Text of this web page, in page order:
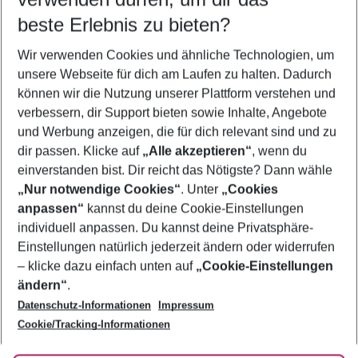
5-8 Nächte
2 Erwachsene Keine Kinder
Mehr Filter anzeigen
Footer
Footer navigation
Über uns
AGB
Bestpreisgarantie
Cookie-Einstellungen ändern
Cookie-Richtlinie
Agenturbetreuung
Barrierefreies Reisen
Folge uns
beste Erlebnis zu bieten?
Wir verwenden Cookies und ähnliche Technologien, um
unsere Webseite für dich am Laufen zu halten. Dadurch
können wir die Nutzung unserer Plattform verstehen und
verbessern, dir Support bieten sowie Inhalte, Angebote
und Werbung anzeigen, die für dich relevant sind und zu
dir passen. Klicke auf „Alle akzeptieren“, wenn du
einverstanden bist. Dir reicht das Nötigste? Dann wähle
„Nur notwendige Cookies“. Unter „Cookies
anpassen“ kannst du deine Cookie-Einstellungen
individuell anpassen. Du kannst deine Privatsphäre-
Einstellungen natürlich jederzeit ändern oder widerrufen
– klicke dazu einfach unten auf „Cookie-Einstellungen
ändern“.
Datenschutz-Informationen
Impressum
Cookie/Tracking-Informationen